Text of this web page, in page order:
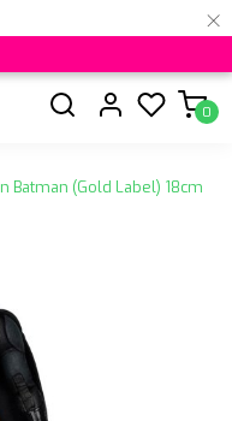
×
0
Batman (Gold Label) 18cm